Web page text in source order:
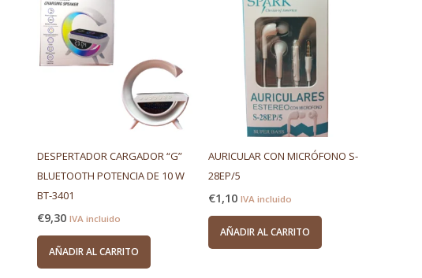
DESPERTADOR CARGADOR “G”
BLUETOOTH POTENCIA DE 10 W
BT-3401
€9,30 IVA incluido
AÑADIR AL CARRITO
AURICULAR CON MICRÓFONO S-
28EP/5
€1,10 IVA incluido
AÑADIR AL CARRITO